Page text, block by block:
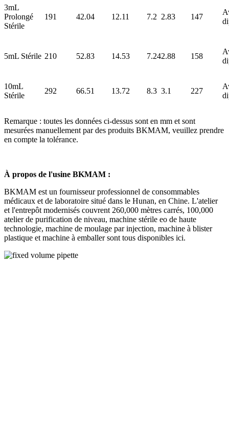
3mL
Prolongé
Stérile
191 42.04 12.11 7.2 2.83 147
5mL Stérile 210 52.83 14.53 7.242.88 158
10mL
Stérile
292 66.51 13.72 8.3 3.1 227
Remarque : toutes les données ci-dessus sont en mm et sont
mesurées manuellement par des produits BKMAM, veuillez prendre
en compte la tolérance.
À propos de l'usine BKMAM :
BKMAM est un fournisseur professionnel de consommables
médicaux et de laboratoire situé dans le Hunan, en Chine. L'atelier
et l'entrepôt modernisés couvrent 260,000 mètres carrés, 100,000
atelier de purification de niveau, machine stérile eo de haute
technologie, machine de moulage par injection, machine à blister
plastique et machine à emballer sont tous disponibles ici.